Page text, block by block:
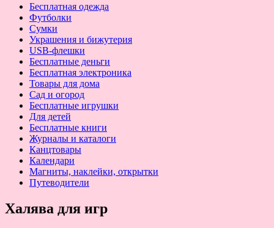
Бесплатная одежда
Футболки
Сумки
Украшения и бижутерия
USB-флешки
Бесплатные деньги
Бесплатная электроника
Товары для дома
Сад и огород
Бесплатные игрушки
Для детей
Бесплатные книги
Журналы и каталоги
Канцтовары
Календари
Магниты, наклейки, открытки
Путеводители
Халява для игр